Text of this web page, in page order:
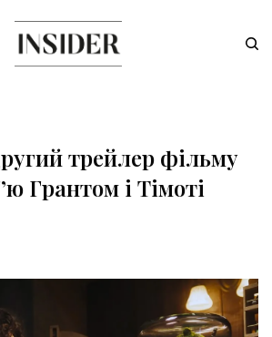
трейлер фільму
Грантом і Тімоті